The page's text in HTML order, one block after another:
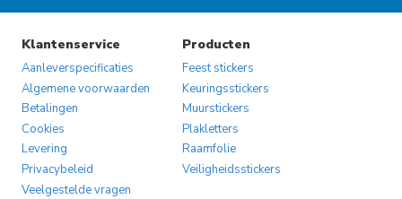
Klantenservice
Aanleverspecificaties
Algemene voorwaarden
Betalingen
Cookies
Levering
Privacybeleid
Veelgestelde vragen
Producten
Feest stickers
Keuringsstickers
Muurstickers
Plakletters
Raamfolie
Veiligheidsstickers